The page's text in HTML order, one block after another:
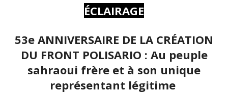
ÉCLAIRAGE
53e ANNIVERSAIRE DE LA CRÉATION
DU FRONT POLISARIO : Au peuple
sahraoui frère et à son unique
représentant légitime